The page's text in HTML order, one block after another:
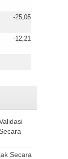
-25,05
-12,21
Secara